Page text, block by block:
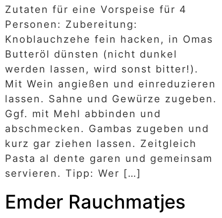
Zutaten für eine Vorspeise für 4
Personen: Zubereitung:
Knoblauchzehe fein hacken, in Omas
Butteröl dünsten (nicht dunkel
werden lassen, wird sonst bitter!).
Mit Wein angießen und einreduzieren
lassen. Sahne und Gewürze zugeben.
Ggf. mit Mehl abbinden und
abschmecken. Gambas zugeben und
kurz gar ziehen lassen. Zeitgleich
Pasta al dente garen und gemeinsam
servieren. Tipp: Wer […]
Emder Rauchmatjes